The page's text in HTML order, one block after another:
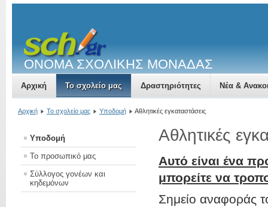
ΟΝΟΜΑ ΣΧΟΛΙΚΗΣ ΜΟΝΑΔΑΣ
Αρχική Το σχολείο μας Δραστηριότητες Νέα &
Αρχική Το σχολείο μας Υποδομή Αθλητικές εγκαταστάσεις
Υποδομή
Το προσωπικό μας
Σύλλογος γονέων και
κηδεμόνων
Αθλητικές
Αυτό είναι ένα
μπορείτε να
Σημείο αναφοράς